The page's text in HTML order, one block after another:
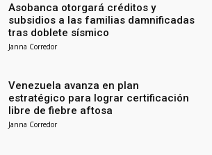
Asobanca otorgará créditos y
subsidios a las familias damnificadas
tras doblete sísmico
Janna Corredor
Venezuela avanza en plan
estratégico para lograr certificación
libre de fiebre aftosa
Janna Corredor